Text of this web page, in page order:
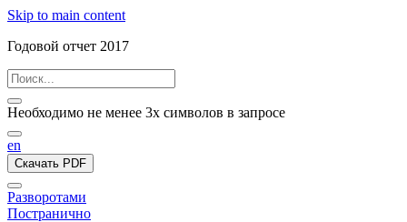
Skip to main content
Годовой отчет 2017
Необходимо не менее 3х символов в запросе
en
Скачать PDF
Разворотами
Постранично